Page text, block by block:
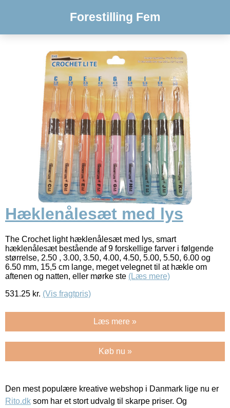
Forestilling Fem
Hæklenålesæt med lys
The Crochet light hæklenålesæt med lys, smart
hæklenålesæt bestående af 9 forskellige farver i følgende
størrelse, 2.50 , 3.00, 3.50, 4.00, 4.50, 5.00, 5.50, 6.00 og
6.50 mm, 15,5 cm lange, meget velegnet til at hækle om
aftenen og natten, eller mørke ste (Læs mere)
531.25 kr. (Vis fragtpris)
Læs mere »
Køb nu »
Den mest populære kreative webshop i Danmark lige nu er
Rito.dk som har et stort udvalg til skarpe priser. Og